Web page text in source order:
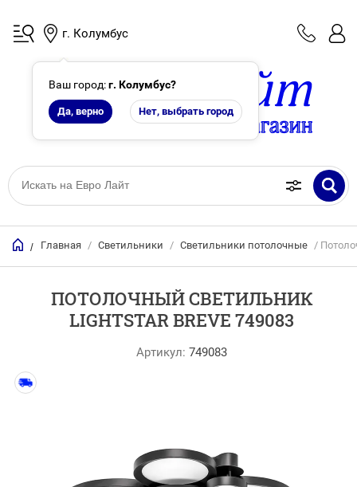
г. Колумбус
Ваш город:г. Колумбус?
Да, верно Нет, выбрать город
/ Главная / Светильники / Светильники потолочные /
ПОТОЛОЧНЫЙ СВЕТИЛЬНИК
LIGHTSTAR BREVE 749083
Артикул: 749083